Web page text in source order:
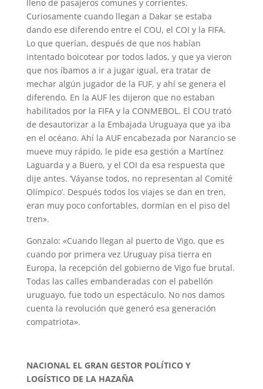
lleno de pasajeros comunes y corrientes.
Curiosamente cuando llegan a Dakar se estaba
dando ese diferendo entre el COU, el COI y la FIFA.
Lo que querían, después de que nos habían
intentado boicotear por todos lados, y que ya vieron
que nos íbamos a ir a jugar igual, era tratar de
mechar algún jugador de la FUF, y ahí se genera el
diferendo. En la AUF les dijeron que no estaban
habilitados por la FIFA y la CONMEBOL. El COU trató
de desautorizar a la Embajada Uruguaya que ya iba
en el océano. Ahí la AUF encabezada por Narancio se
mueve muy rápido, le pide esa gestión a Martínez
Laguarda y a Buero, y el COI da esa respuesta que
dije antes. ‘Váyanse todos, no representan al Comité
Olímpico’. Después todos los viajes se dan en tren,
eran muy poco confortables, dormían en el piso del
tren».
Gonzalo: «Cuando llegan al puerto de Vigo, que es
cuando por primera vez Uruguay pisa tierra en
Europa, la recepción del gobierno de Vigo fue brutal.
Todas las calles embanderadas con el pabellón
uruguayo, fue todo un espectáculo. No nos damos
cuenta la revolución que generó esa generación
compatriota».
NACIONAL EL GRAN GESTOR POLÍTICO Y
LOGÍSTICO DE LA HAZAÑA